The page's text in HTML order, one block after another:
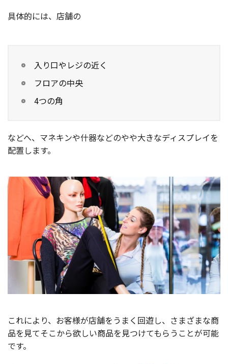
具体的には、店舗の
入り口やレジの近く
フロアの中央
4つの角
などへ、マネキンや什器などのやや大きなディスプレイを
配置します。
これにより、お客様が店舗をうまく回遊し、さまざまな商
品を見てそこから欲しい商品を見つけてもらうことが可能
です。